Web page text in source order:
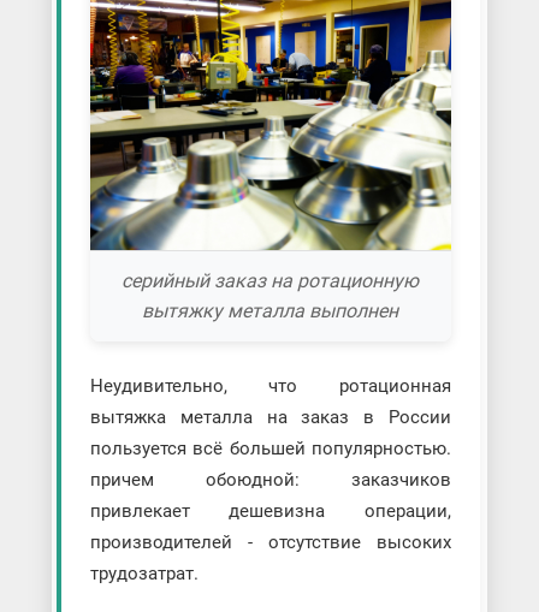
серийный заказ на ротационную
вытяжку металла выполнен
Неудивительно, что ротационная
вытяжка металла на заказ в России
пользуется всё большей популярностью.
причем обоюдной: заказчиков
привлекает дешевизна операции,
производителей - отсутствие высоких
трудозатрат.